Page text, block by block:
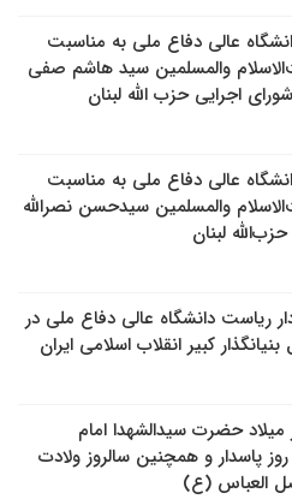
عالی دفاع ملی به مناسبت
والمسلمین سید هاشم صفی
اجرایی حزب الله لبنان
عالی دفاع ملی به مناسبت
والمسلمین سیدحسن نصرالله
لبنان
ریاست دانشگاه عالی دفاع ملی در
کبیر انقلاب اسلامی ایران
میلاد حضرت سیدالشهدا امام
پاسدار و همچنین سالروز ولادت
العباس (ع)